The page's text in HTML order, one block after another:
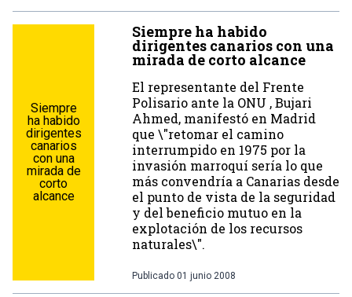
Siempre
ha habido
dirigentes
canarios
con una
mirada de
corto
alcance
Siempre ha habido
dirigentes canarios con una
mirada de corto alcance
El representante del Frente
Polisario ante la ONU , Bujari
Ahmed, manifestó en Madrid
que \"retomar el camino
interrumpido en 1975 por la
invasión marroquí sería lo que
más convendría a Canarias desde
el punto de vista de la seguridad
y del beneficio mutuo en la
explotación de los recursos
naturales\".
Publicado 01 junio 2008